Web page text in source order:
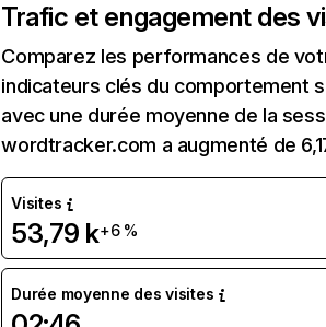
Trafic et engagement des
Comparez les performances de
indicateurs clés du comportement
avec une durée moyenne de la
wordtracker.com a augmenté de
Visites
53,79 k+6 %
Durée moyenne des visites